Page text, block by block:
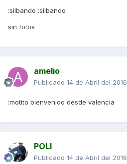
:silbando :silbando
sin fotos
amelio
Publicado 14 de Abril del 2016
:motito bienvenido desde valencia
POLI
Publicado 14 de Abril del 2016